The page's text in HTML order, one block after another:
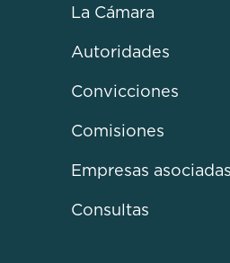
La Cámara
Autoridades
Convicciones
Comisiones
Empresas asociadas
Consultas